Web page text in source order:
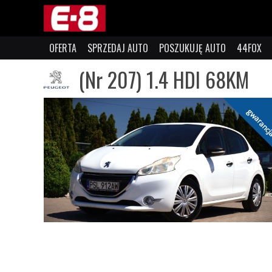
OFERTA SPRZEDAJ AUTO POSZUKUJĘ AUTO 44FOX
(Nr 207) 1.4 HDI 68KM
gwarancja